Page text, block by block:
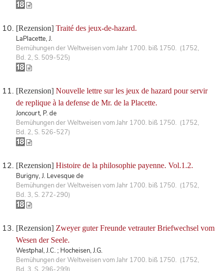
[Rezension] Traité des jeux-de-hazard.
LaPlacette, J.
Bemühungen der Weltweisen vom Jahr 1700. biß 1750. (1752,
Bd. 2, S. 509-525)
[Rezension] Nouvelle lettre sur les jeux de hazard pour servir
de replique à la defense de Mr. de la Placette.
Joncourt, P. de
Bemühungen der Weltweisen vom Jahr 1700. biß 1750. (1752,
Bd. 2, S. 526-527)
[Rezension] Histoire de la philosophie payenne. Vol.1.2.
Burigny, J. Levesque de
Bemühungen der Weltweisen vom Jahr 1700. biß 1750. (1752,
Bd. 3, S. 272-290)
[Rezension] Zweyer guter Freunde vetrauter Briefwechsel vom
Wesen der Seele.
Westphal, J.C. ; Hocheisen, J.G.
Bemühungen der Weltweisen vom Jahr 1700. biß 1750. (1752,